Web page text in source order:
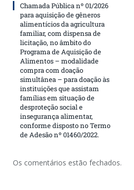
Chamada Pública nº 01/2026
para aquisição de gêneros
alimentícios da agricultura
familiar, com dispensa de
licitação, no âmbito do
Programa de Aquisição de
Alimentos – modalidade
compra com doação
simultânea – para doação às
instituições que assistam
famílias em situação de
desproteção social e
insegurança alimentar,
conforme disposto no Termo
de Adesão nº 01460/2022.
Os comentários estão fechados.